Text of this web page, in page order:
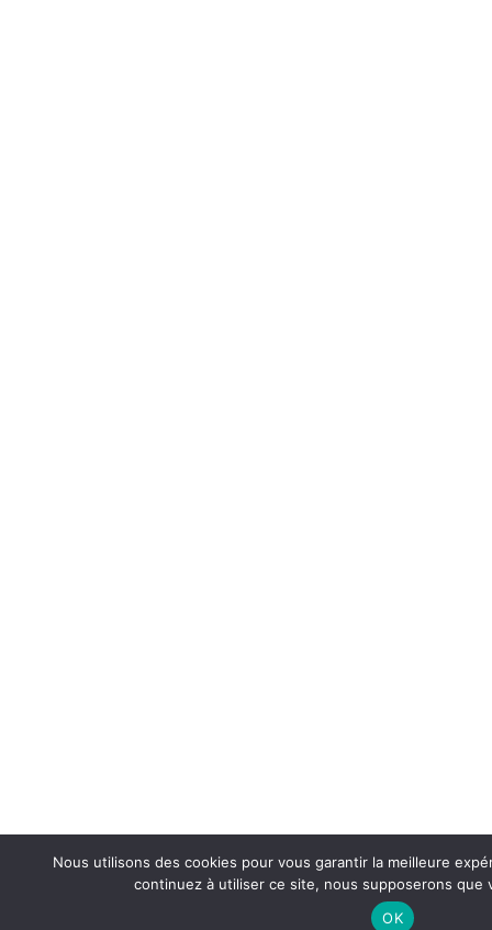
Nous utilisons des cookies pour vous garantir la meilleure
continuez à utiliser ce site, nous supposerons que
OK